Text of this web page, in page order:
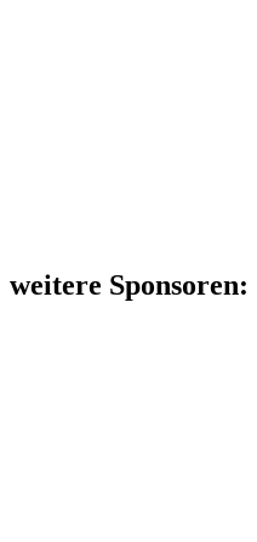
weitere Sponsoren: